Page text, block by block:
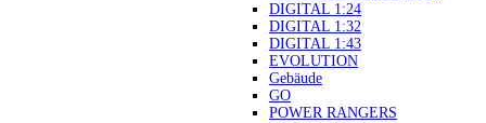
DIGITAL 1:24
DIGITAL 1:32
DIGITAL 1:43
EVOLUTION
Gebäude
GO
POWER RANGERS